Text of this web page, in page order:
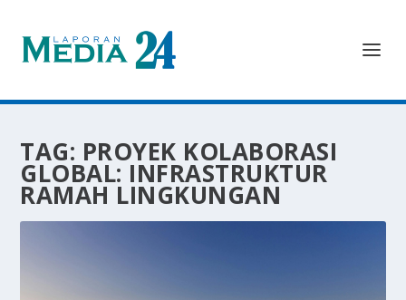
TAG: PROYEK KOLABORASI
GLOBAL: INFRASTRUKTUR
RAMAH LINGKUNGAN